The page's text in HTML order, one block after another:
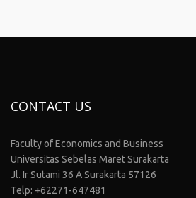
CONTACT US
Faculty of Economics and Business
Universitas Sebelas Maret Surakarta
Jl. Ir Sutami 36 A Surakarta 57126
Telp: +62271-647481